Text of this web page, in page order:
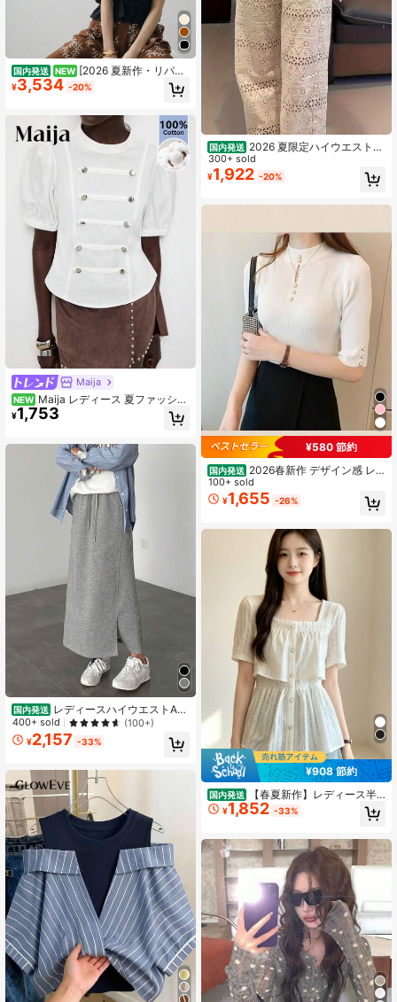
国内発送 NEW [2026 夏新作・リバー
シブル 2 ウェイトップス]フリル V ネ
ックパフスリーブレースブラウス 前
トップス 柔らか通気生地着心地快適
カジュアル 上品セクシートレンディ
清楚甘辛雰囲気お出かけブラウ
¥3,534 -20%
Maija
NEW Maija レディース 夏ファッショ
ン 無地 ペタルスリーブ ブラウス
¥1,753
国内発送 レディースハイウエストAラ
インカジュアルワンピース、フロン
トポケットとサイドスリット付き -
ストレッチ素材の無地カジュアルワ
能、万能カジュアルウェア、季節に
合わせたファッション、快適な着心
地、スカート丈86-90CM
400+ sold (100+)
¥2,157 -33%
国内発送 2026 夏限定ハイウエストワ
イドパンツ。レース & レースアップ
デザイン、軽量素材で着痩せ抜群。
フロア丈ストレートで春夏秋活躍
300+ sold
¥1,922 -20%
¥580 節約
国内発送 2026春新作 デザイン感 レ
ディース ハーフスリーブニット 柔ら
かい 軽量 春夏ニット レディース 五
分袖トップス インナーニット ジャケ
アル通勤 レディース シンプル 五分
袖ニットT 肌触り良く軽量通気性の
ベーシックアイテム 春夏用五分袖ニ
ットトップス インスタ映え カットア
ウトデザイン フィットクルーネック
リブニット半袖インナー 上品なセミ
ハイネックレースデザイン半袖ニッ
ト 春夏薄手シルエット強調ニットT
シャツ
100+ sold
¥1,655 -26%
¥908 節約
国内発送
【春夏新作】レディース半
袖カットアウトブラウス（フリル／
大きいサイズ） おしゃれ 上品 感 何
り 細見え 体型カバー
¥1,852 -33%